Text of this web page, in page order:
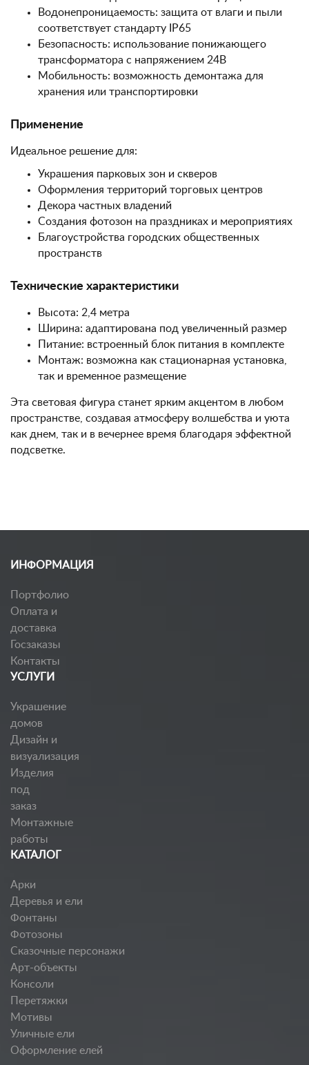
Водонепроницаемость: защита от влаги и пыли
соответствует стандарту IP65
Безопасность: использование понижающего
трансформатора с напряжением 24В
Мобильность: возможность демонтажа для
хранения или транспортировки
Применение
Идеальное решение для:
Украшения парковых зон и скверов
Оформления территорий торговых центров
Декора частных владений
Создания фотозон на праздниках и мероприятиях
Благоустройства городских общественных
пространств
Технические характеристики
Высота: 2,4 метра
Ширина: адаптирована под увеличенный размер
Питание: встроенный блок питания в комплекте
Монтаж: возможна как стационарная установка,
так и временное размещение
Эта световая фигура станет ярким акцентом в любом
пространстве, создавая атмосферу волшебства и уюта
как днем, так и в вечернее время благодаря эффектной
подсветке.
ИНФОРМАЦИЯ
Портфолио
Оплата и
доставка
Госзаказы
Контакты
УСЛУГИ
Украшение
домов
Дизайн и
визуализация
Изделия
под
заказ
Монтажные
работы
КАТАЛОГ
Арки
Деревья и ели
Фонтаны
Фотозоны
Сказочные персонажи
Арт-объекты
Консоли
Перетяжки
Мотивы
Уличные ели
Оформление елей